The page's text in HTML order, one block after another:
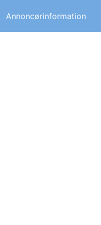
Annoncørinformation